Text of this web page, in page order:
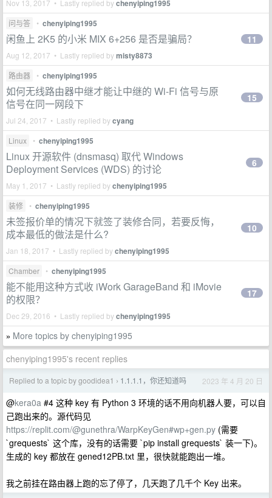
Nov 13, 2017 • Lastly replied bychenyiping1995
问与答 • chenyiping1995
闲鱼上 2K5 的小米 MIX 6+256 是否是骗局？
Aug 12, 2017 • Lastly replied bymisty8873
11
路由器 • chenyiping1995
如何无线路由器中继才能让中继的 Wi-Fi 信号与原
信号在同一网段下
Jul 24, 2017 • Lastly replied bycyang
15
Linux • chenyiping1995
Linux 开源软件 (dnsmasq) 取代 Windows
Deployment Services (WDS) 的讨论
May 1, 2017 • Lastly replied bychenyiping1995
6
装修 • chenyiping1995
未签报价单的情况下就签了装修合同，若要反悔，
成本最低的做法是什么?
Jan 18, 2017 • Lastly replied bychenyiping1995
10
Chamber • chenyiping1995
能不能用这种方式收 iWork GarageBand 和 iMovie
的权限？
Dec 29, 2016 • Lastly replied bychenyiping1995
17
» More topics by chenyiping1995
chenyiping1995's recent replies
Replied to a topic by goodidea1 › 1.1.1.1，你还知道吗 2023 年 4 月 20 日
@kera0a #4 这种 key 有 Python 3 环境的话不用向机器人要，可以自
己跑出来的。源代码见
https://replit.com/@gunethra/WarpKeyGen#wp+gen.py (需要
`grequests` 这个库，没有的话需要 `pip install grequests` 装一下)。
生成的 key 都放在 gened12PB.txt 里，很快就能跑出一堆。
我之前挂在路由器上跑的忘了停了，几天跑了几千个 Key 出来。